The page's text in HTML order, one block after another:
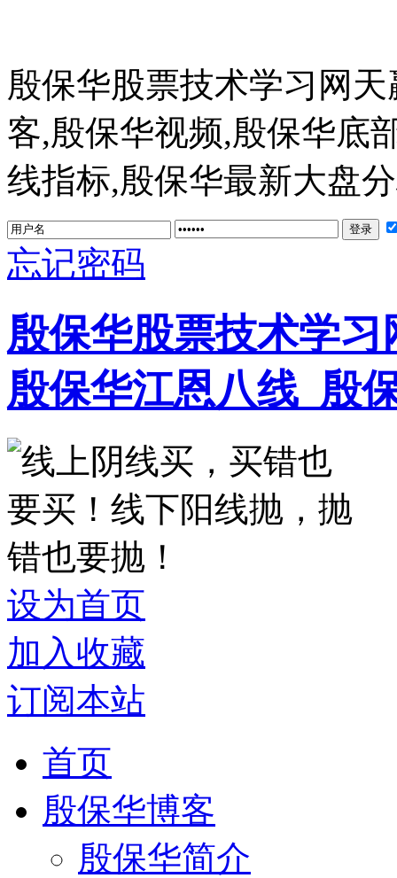
殷保华股票技术学习网
客,殷保华视频,殷保华底
线指标,殷保华最新大盘
忘记密码
殷保华股票技术学
殷保华江恩八线_殷
设为首页
加入收藏
订阅本站
首页
殷保华博客
殷保华简介